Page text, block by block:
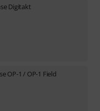
Digitakt
OP-1 / OP-1 Field